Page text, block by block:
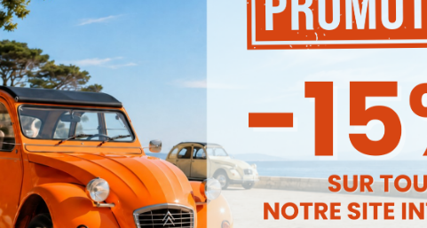
Prix public :
Prix club
Aperçu rapide
80,00 €
Prix public :68,00 €
Prix clubRenov 2cv:68,00 €
Aperçu rapide
-15% -15%